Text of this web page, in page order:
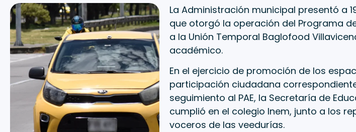
La Administración municipal presentó a
que otorgó la operación del Programa
a la Unión Temporal Baglofood
académico.
En el ejercicio de promoción de los
participación ciudadana
seguimiento al PAE, la Secretaría de
cumplió en el colegio Inem, junto a los
voceros de las veedurías.